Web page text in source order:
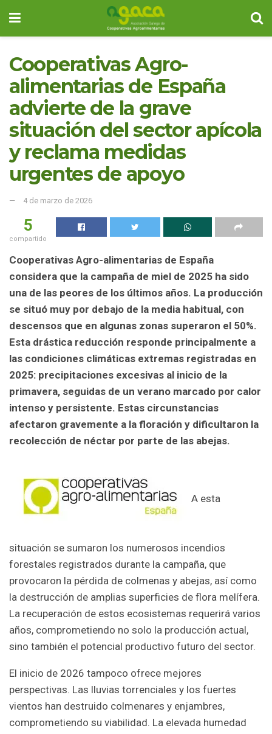
Cooperativas Agro-
alimentarias de España
advierte de la grave
situación del sector apícola
y reclama medidas
urgentes de apoyo
4 de marzo de 2026
5
compartido
Cooperativas Agro-alimentarias de España
considera que la campaña de miel de 2025 ha sido
una de las peores de los últimos años. La producción
se situó muy por debajo de la media habitual, con
descensos que en algunas zonas superaron el 50%.
Esta drástica reducción responde principalmente a
las condiciones climáticas extremas registradas en
2025: precipitaciones excesivas al inicio de la
primavera, seguidas de un verano marcado por calor
intenso y persistente. Estas circunstancias
afectaron gravemente a la floración y dificultaron la
recolección de néctar por parte de las abejas.
A esta
situación se sumaron los numerosos incendios
forestales registrados durante la campaña, que
provocaron la pérdida de colmenas y abejas, así como
la destrucción de amplias superficies de flora melífera.
La recuperación de estos ecosistemas requerirá varios
años, comprometiendo no solo la producción actual,
sino también el potencial productivo futuro del sector.
El inicio de 2026 tampoco ofrece mejores
perspectivas. Las lluvias torrenciales y los fuertes
vientos han destruido colmenares y enjambres,
comprometiendo su viabilidad. La elevada humedad